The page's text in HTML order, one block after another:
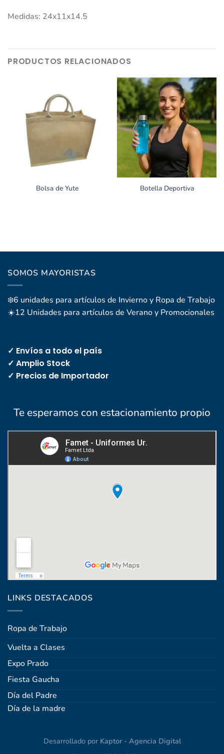
Medidas: 24x11x14.5
PRODUCTOS RELACIONADOS
Bolsa de Yute Botella Deportiva
SOMOS MAYORISTAS
❄️6 unidades para artículos de Invierno y Ropa de Trabajo
☀️12 Unidades para artículos de Verano y Promocionales
✓ Envíos a todo el país
✓ Amplio Stock
✓ Precios de Importador
Te esperamos con estacionamiento propio
Coronel Raíz 1322, esq. Máximo Santos
LINKS DESTACADOS
Ropa de Trabajo
Vuelta a Clases
Expo Prado
Fiesta Gaucha
Día del Padre
Día de la madre
Desarrollado por Kaptor - Agencia Digital